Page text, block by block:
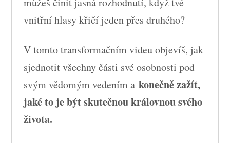
vnitřní hlasy křičí jeden přes druhého?
V tomto transformačním videu objevíš, jak
sjednotit všechny části své osobnosti pod
svým vědomým vedením akonečně zažít,
jaké to je být skutečnou královnou svého
života.